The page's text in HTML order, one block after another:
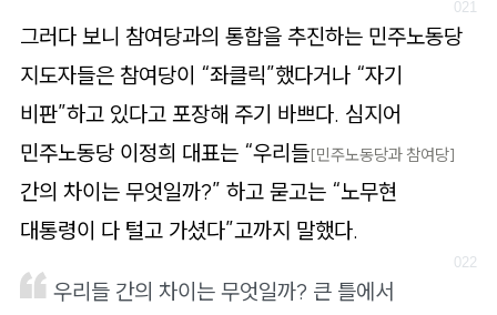
그러다 보니 참여당과의 통합을 추진하는 민주노동당
지도자들은 참여당이 “좌클릭”했다거나 “자기
비판”하고 있다고 포장해 주기 바쁘다. 심지어
민주노동당 이정희 대표는 “우리들[민주노동당과 참여당]
간의 차이는 무엇일까?” 하고 묻고는 “노무현
대통령이 다 털고 가셨다”고까지 말했다.
우리들 간의 차이는 무엇일까? 큰 틀에서